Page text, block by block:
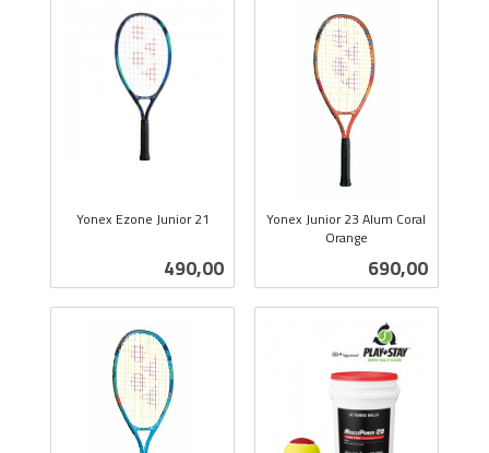
Yonex Ezone Junior 21
Pris
490,00
Yonex Junior 23 Alum Coral
Orange
Pris
690,00